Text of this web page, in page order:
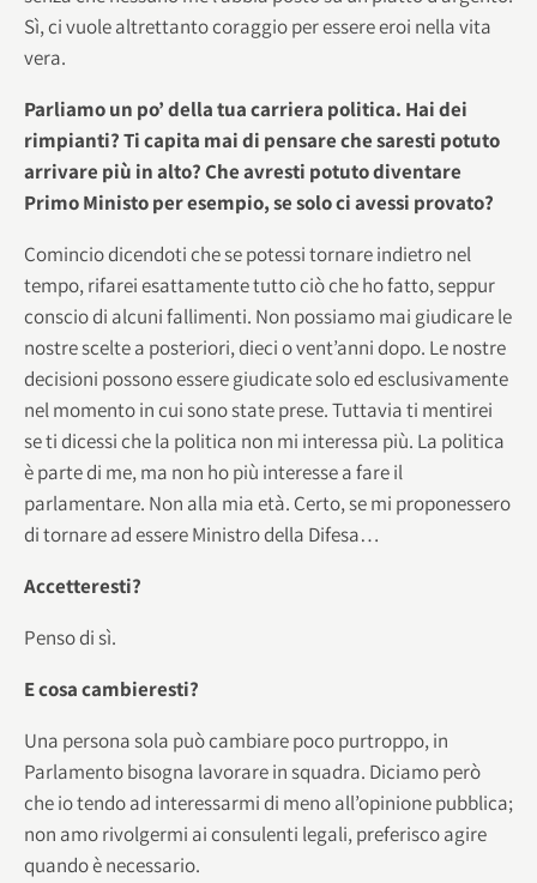
Sì, ci vuole altrettanto coraggio per essere eroi nella vita
vera.
Parliamo un po’ della tua carriera politica. Hai dei
rimpianti? Ti capita mai di pensare che saresti potuto
arrivare più in alto? Che avresti potuto diventare
Primo Ministo per esempio, se solo ci avessi provato?
Comincio dicendoti che se potessi tornare indietro nel
tempo, rifarei esattamente tutto ciò che ho fatto, seppur
conscio di alcuni fallimenti. Non possiamo mai giudicare le
nostre scelte a posteriori, dieci o vent’anni dopo. Le nostre
decisioni possono essere giudicate solo ed esclusivamente
nel momento in cui sono state prese. Tuttavia ti mentirei
se ti dicessi che la politica non mi interessa più. La politica
è parte di me, ma non ho più interesse a fare il
parlamentare. Non alla mia età. Certo, se mi proponessero
di tornare ad essere Ministro della Difesa…
Accetteresti?
Penso di sì.
E cosa cambieresti?
Una persona sola può cambiare poco purtroppo, in
Parlamento bisogna lavorare in squadra. Diciamo però
che io tendo ad interessarmi di meno all’opinione pubblica;
non amo rivolgermi ai consulenti legali, preferisco agire
quando è necessario.